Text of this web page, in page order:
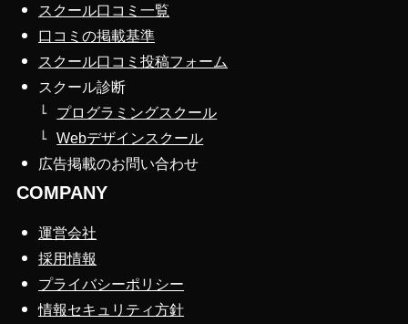
スクール口コミ一覧
口コミの掲載基準
スクール口コミ投稿フォーム
スクール診断
プログラミングスクール
Webデザインスクール
広告掲載のお問い合わせ
COMPANY
運営会社
採用情報
プライバシーポリシー
情報セキュリティ方針